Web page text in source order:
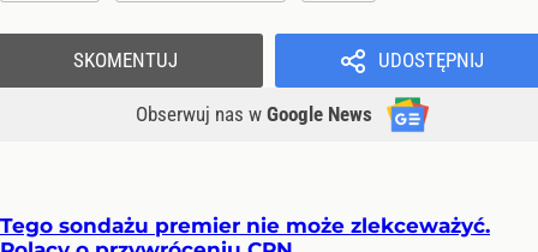
UDOSTĘPNIJ
Obserwuj nas w Google News
SKOMENTUJ
Tego sondażu premier nie może zlekceważyć.